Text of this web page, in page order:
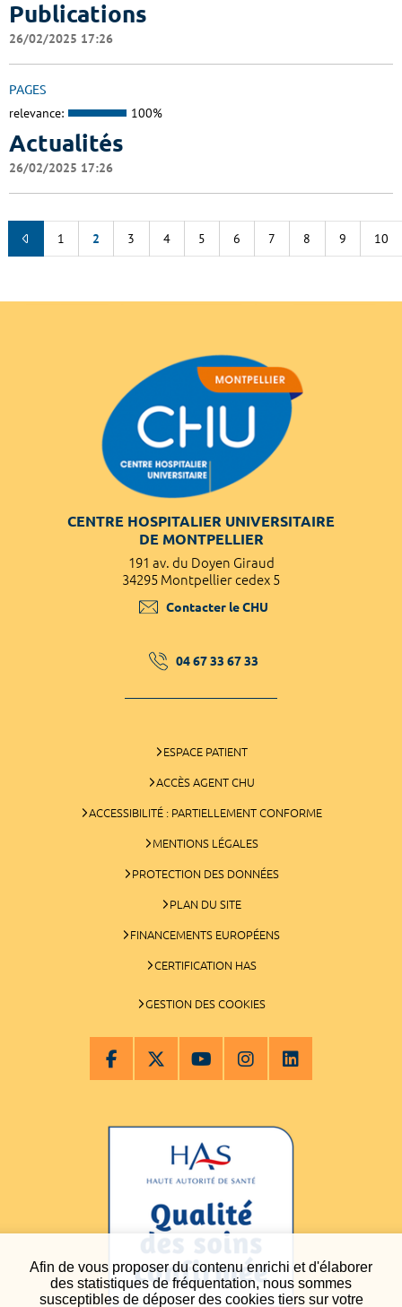
Afin de vous proposer du contenu enrichi et d'élaborer
des statistiques de fréquentation, nous sommes
susceptibles de déposer des cookies tiers sur votre
Publications
26/02/2025 17:26
PAGES
relevance: 100%
Actualités
26/02/2025 17:26
1 2 3 4 5 6 7 8 9 10
CENTRE HOSPITALIER UNIVERSITAIRE
DE MONTPELLIER
191 av. du Doyen Giraud
34295 Montpellier cedex 5
Contacter le CHU
04 67 33 67 33
ESPACE PATIENT
ACCÈS AGENT CHU
ACCESSIBILITÉ : PARTIELLEMENT CONFORME
MENTIONS LÉGALES
PROTECTION DES DONNÉES
PLAN DU SITE
FINANCEMENTS EUROPÉENS
CERTIFICATION HAS
GESTION DES COOKIES